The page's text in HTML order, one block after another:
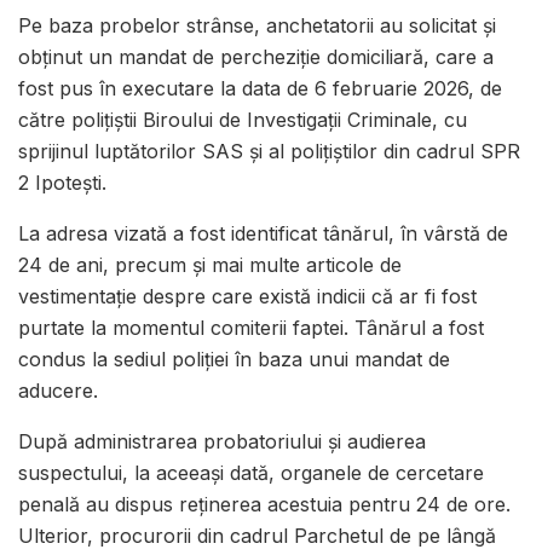
Pe baza probelor strânse, anchetatorii au solicitat și
obținut un mandat de percheziție domiciliară, care a
fost pus în executare la data de 6 februarie 2026, de
către polițiștii Biroului de Investigații Criminale, cu
sprijinul luptătorilor SAS și al polițiștilor din cadrul SPR
2 Ipotești.
La adresa vizată a fost identificat tânărul, în vârstă de
24 de ani, precum și mai multe articole de
vestimentație despre care există indicii că ar fi fost
purtate la momentul comiterii faptei. Tânărul a fost
condus la sediul poliției în baza unui mandat de
aducere.
După administrarea probatoriului și audierea
suspectului, la aceeași dată, organele de cercetare
penală au dispus reținerea acestuia pentru 24 de ore.
Ulterior, procurorii din cadrul Parchetul de pe lângă